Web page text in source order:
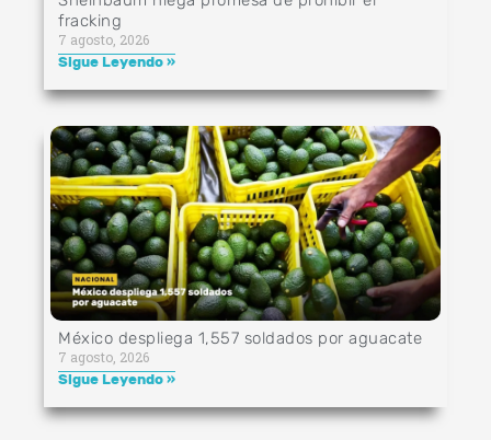
fracking
7 agosto, 2026
Sigue Leyendo »
México despliega 1,557 soldados por aguacate
7 agosto, 2026
Sigue Leyendo »